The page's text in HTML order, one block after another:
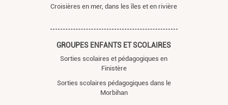
Croisières en mer, dans les îles et en rivière
GROUPES ENFANTS ET SCOLAIRES
Sorties scolaires et pédagogiques en
Finistère
Sorties scolaires pédagogiques dans le
Morbihan